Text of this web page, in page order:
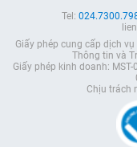
Tel:
Giấy phép cung cấp dịch
Thông tin và
Giấy phép kinh doanh:
Chịu trách